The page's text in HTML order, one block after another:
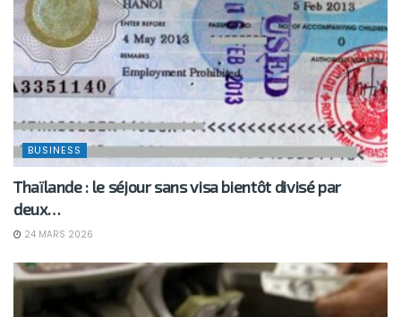
BUSINESS
Thaïlande : le séjour sans visa bientôt divisé par
deux…
24 MARS 2026